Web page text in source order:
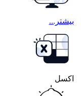
بیشتر...
اکسل